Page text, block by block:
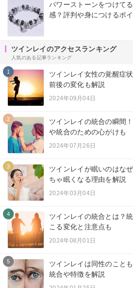
パワーストーンをつけて
感？評判や身につけるポ
ツインレイのアクセスランキング
人気のある記事ランキング
1
ツインレイ女性の覚醒症
前後の変化も解説
2024年09月04日
2
ツインレイの統合の瞬間
や統合のための心がけも
2024年07月26日
3
ツインレイが眠いのはな
ちゃ眠くなる理由を解説
2024年03月04日
4
ツインレイの統合とは？
こる変化と注意点も
2024年08月01日
5
ツインレイは同性のこと
統合や特徴を解説